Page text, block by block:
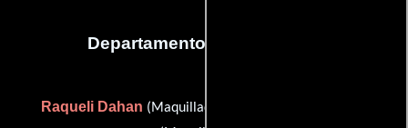
Departamento de maquillaje
Raqueli Dahan (Maquilladora) y